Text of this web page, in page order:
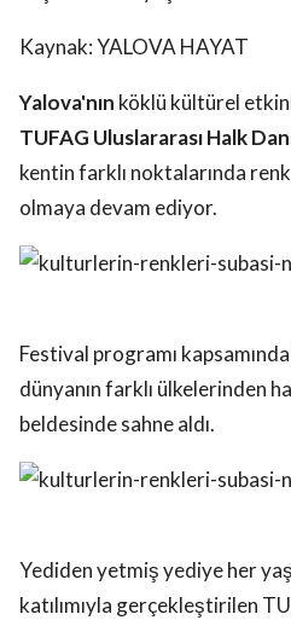
Kaynak: YALOVA HAYAT
Yalova'nın köklü kültürel
TUFAG Uluslararası Halk
kentin farklı noktalarında
olmaya devam ediyor.
Festival programı
dünyanın farklı ülkelerinden
beldesinde sahne aldı.
Yediden yetmiş yediye her
katılımıyla gerçekleştirilen